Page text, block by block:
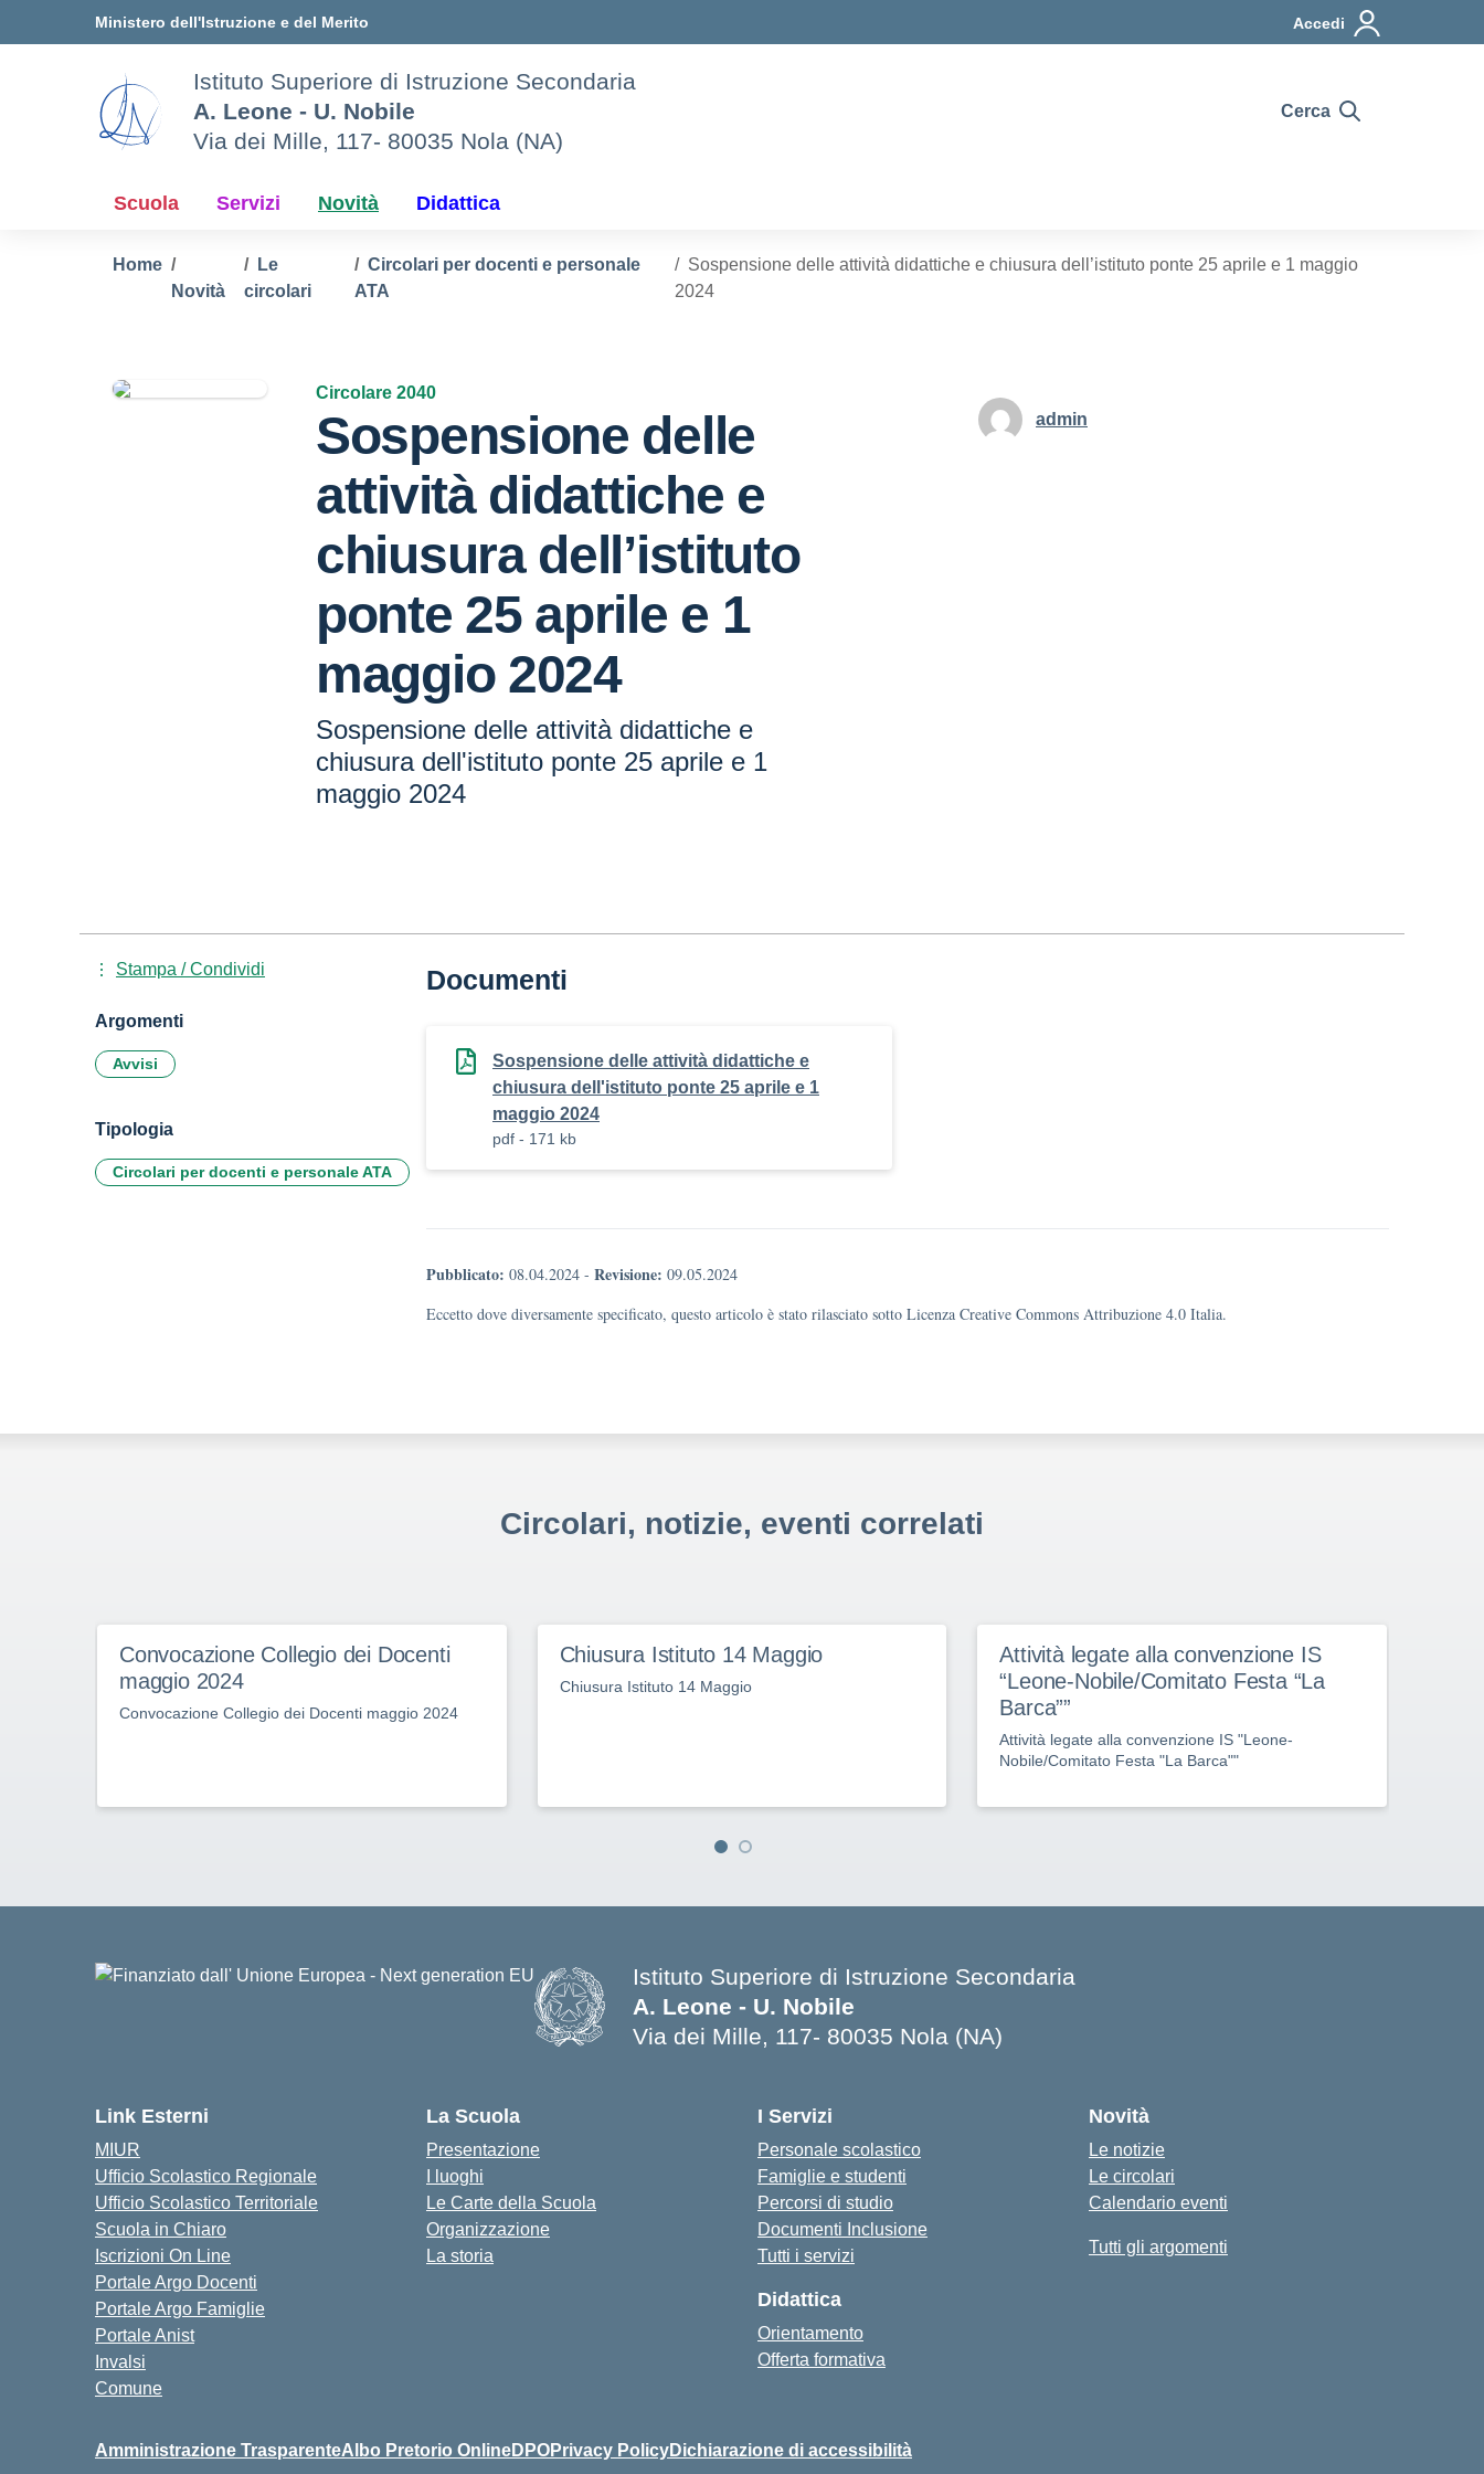
Ministero dell'Istruzione e del Merito Accedi
Istituto Superiore di Istruzione Secondaria
A. Leone - U. Nobile
Via dei Mille, 117- 80035 Nola (NA)
Cerca
Scuola Servizi Novità Didattica
Home
Novità
Le
circolari
Circolari per docenti e personale
ATA
Sospensione delle attività didattiche e chiusura dell’istituto ponte 25 aprile e 1 maggio
2024
Circolare 2040
Sospensione delle
attività didattiche e
chiusura dell’istituto
ponte 25 aprile e 1
maggio 2024
Sospensione delle attività didattiche e
chiusura dell'istituto ponte 25 aprile e 1
maggio 2024
admin
Documenti
Sospensione delle attività didattiche e
chiusura dell'istituto ponte 25 aprile e 1
maggio 2024
pdf - 171 kb
Pubblicato: 08.04.2024 - Revisione: 09.05.2024
Eccetto dove diversamente specificato, questo articolo è stato rilasciato sotto Licenza Creative Commons Attribuzione 4.0 Italia.
Stampa / Condividi
Argomenti
Avvisi
Tipologia
Circolari per docenti e personale ATA
Circolari, notizie, eventi correlati
Convocazione Collegio dei Docenti
maggio 2024
Convocazione Collegio dei Docenti maggio 2024
Chiusura Istituto 14 Maggio
Chiusura Istituto 14 Maggio
Attività legate alla convenzione IS
“Leone-Nobile/Comitato Festa “La
Barca””
Attività legate alla convenzione IS "Leone-
Nobile/Comitato Festa "La Barca""
Istituto Superiore di Istruzione Secondaria
A. Leone - U. Nobile
Via dei Mille, 117- 80035 Nola (NA)
Link Esterni
MIUR
Ufficio Scolastico Regionale
Ufficio Scolastico Territoriale
Scuola in Chiaro
Iscrizioni On Line
Portale Argo Docenti
Portale Argo Famiglie
Portale Anist
Invalsi
Comune
La Scuola
Presentazione
I luoghi
Le Carte della Scuola
Organizzazione
La storia
I Servizi
Personale scolastico
Famiglie e studenti
Percorsi di studio
Documenti Inclusione
Tutti i servizi
Didattica
Orientamento
Offerta formativa
Novità
Le notizie
Le circolari
Calendario eventi
Tutti gli argomenti
Amministrazione TrasparenteAlbo Pretorio OnlineDPOPrivacy PolicyDichiarazione di accessibilità